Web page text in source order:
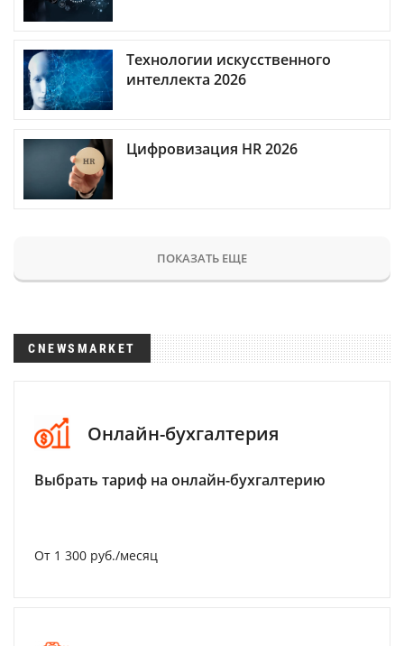
Технологии искусственного
интеллекта 2026
Цифровизация HR 2026
ПОКАЗАТЬ ЕЩЕ
CNEWSMARKET
Онлайн-бухгалтерия
Выбрать тариф на онлайн-бухгалтерию
От 1 300 руб./месяц